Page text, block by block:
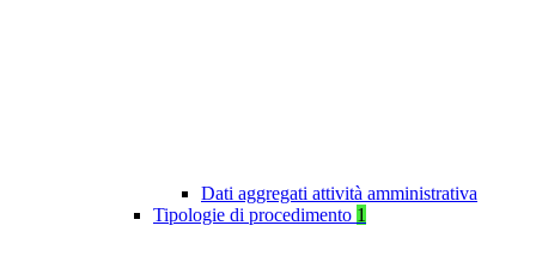
Dati aggregati attività amministrativa
Tipologie di procedimento 1